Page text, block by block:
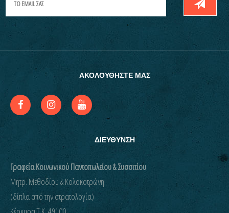
ΑΚΟΛΟΥΘΗΣΤΕ ΜΑΣ
ΔΙΕΥΘΥΝΣΗ
Γραφεία Κοινωνικού Παντοπωλείου & Συσσιτίου
Μητρ. Μεθοδίου & Κολοκοτρώνη
(δίπλα από την στρατολογία)